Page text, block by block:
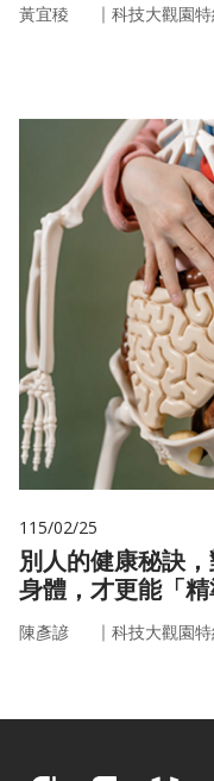
黃宜稜 ｜ 科技大觀園
115/02/25
別人的健康秘訣
身體，才更能「精
陳彥諺 ｜ 科技大觀園